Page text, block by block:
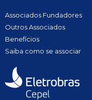
Associados Fundadores
Outros Associados
Benefícios
Saiba como se associar